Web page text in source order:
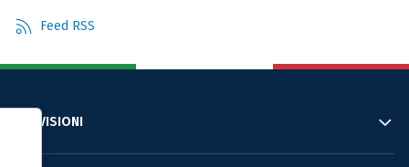
Feed RSS
PREVISIONI